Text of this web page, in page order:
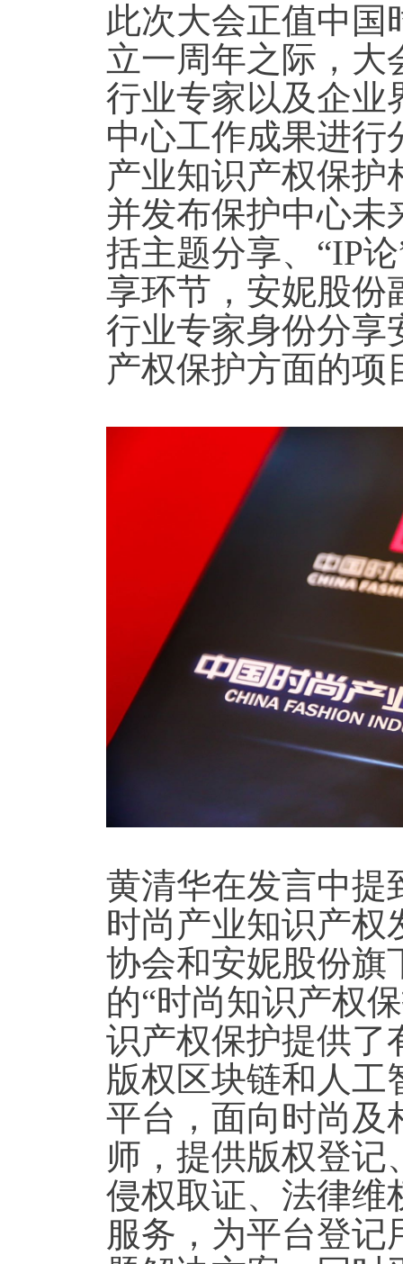
此次大会正值中国
立一周年之际，大
行业专家以及企业
中心工作成果进行
产业知识产权保护
并发布保护中心未
括主题分享、“IP
享环节，安妮股份
行业专家身份分享
产权保护方面的项
黄清华在发言中提
时尚产业知识产权
协会和安妮股份旗
的“时尚知识产权
识产权保护提供了
版权区块链和人工
平台，面向时尚及
师，提供版权登记
侵权取证、法律维
服务，为平台登记